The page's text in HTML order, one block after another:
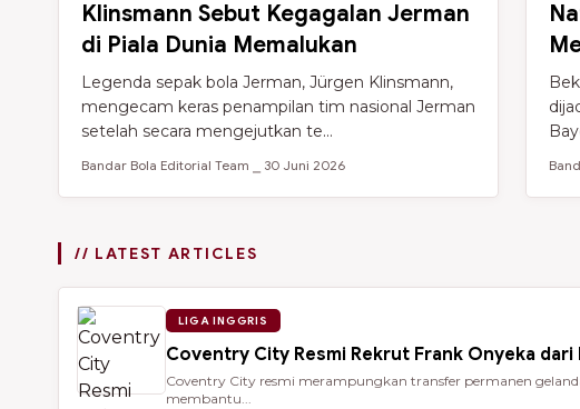
Klinsmann Sebut Kegagalan Jerman
di Piala Dunia Memalukan
Legenda sepak bola Jerman, Jürgen Klinsmann,
mengecam keras penampilan tim nasional Jerman
setelah secara mengejutkan te...
Bandar Bola Editorial Team ⎯ 30 Juni 2026
// LATEST ARTICLES
LIGA INGGRIS
Coventry City Resmi Rekrut Frank Onyeka
Coventry City resmi merampungkan transfer permanen
membantu...